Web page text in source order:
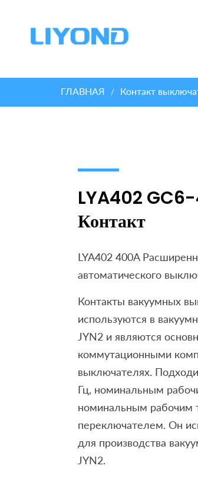
ГЛАВНАЯ / Контакт
LYA402
Контакт
LYA402 400A
автоматического
Контакты вакуумных
используются в
JYN2 и являются
коммутационными
выключателях.
Гц, номинальным
номинальным рабочим
переключателем. Он
для производства
JYN2.